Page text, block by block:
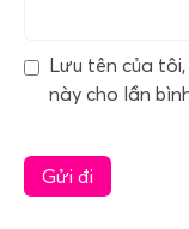
Lưu tên của
này cho lần